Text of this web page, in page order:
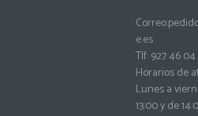
Correo:
e.es
Tlf: 927 46
Horarios de
Lunes a
13:00 y de